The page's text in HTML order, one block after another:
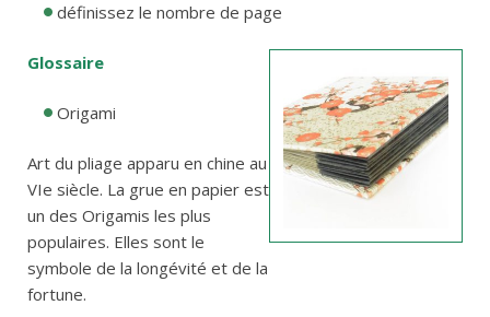
définissez le nombre de page
Glossaire
Origami
Art du pliage apparu en chine au
VIe siècle. La grue en papier est
un des Origamis les plus
populaires. Elles sont le
symbole de la longévité et de la
fortune.